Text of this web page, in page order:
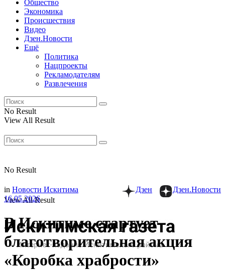
Общество
Экономика
Происшествия
Видео
Дзен.Новости
Ещё
Политика
Нацпроекты
Рекламодателям
Развлечения
No Result
View All Result
No Result
View All Result
Дзен.Новости
Дзен
in Новости Искитима
16.05.2026
В Искитиме стартует
благотворительная акция
«Коробка храбрости»